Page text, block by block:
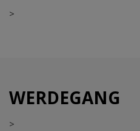
>
WERDEGANG
>